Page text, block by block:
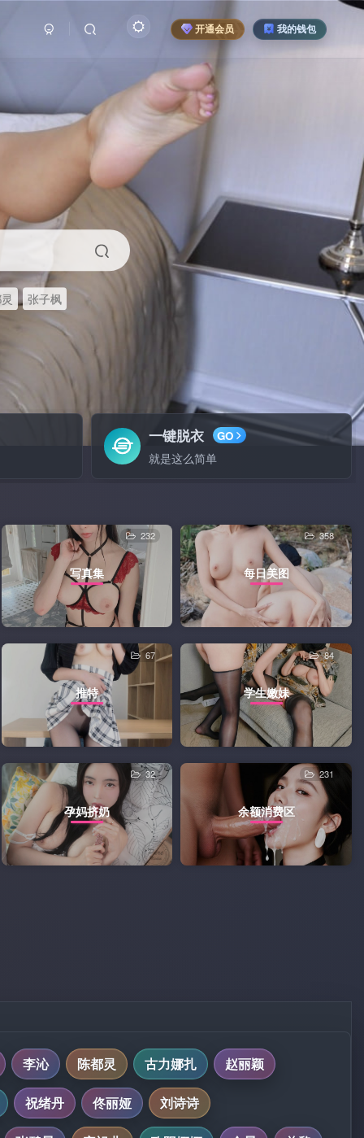
开通会员 我的钱包
张子枫
一键脱衣 GO
就是这么简单
写真集
232
每日美图
358
推特
67
学生嫩妹
84
孕妈挤奶
32
余额消费区
231
李沁 陈都灵 古力娜扎 赵丽颖
祝绪丹 佟丽娅 刘诗诗